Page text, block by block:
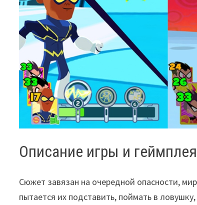
Описание игры и геймплея
Сюжет завязан на очередной опасности,
пытается их подставить, поймать в